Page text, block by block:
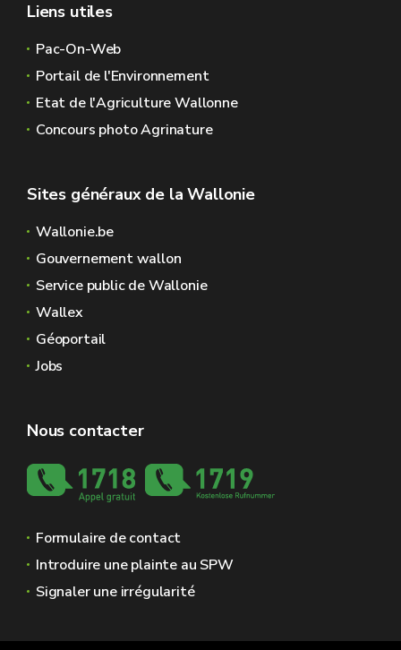
Liens utiles
Pac-On-Web
Portail de l'Environnement
Etat de l'Agriculture Wallonne
Concours photo Agrinature
Sites généraux de la Wallonie
Wallonie.be
Gouvernement wallon
Service public de Wallonie
Wallex
Géoportail
Jobs
Nous contacter
Formulaire de contact
Introduire une plainte au SPW
Signaler une irrégularité